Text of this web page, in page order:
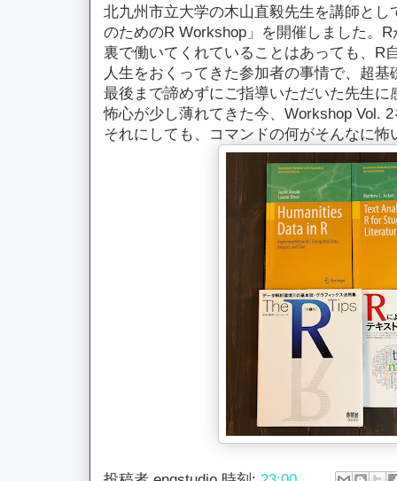
北九州市立大学の木山直毅先生を講師と
のためのR Workshop」を開催しました。
裏で働いてくれていることはあっても、R
人生をおくってきた参加者の事情で、超基
最後まで諦めずにご指導いただいた先生
怖心が少し薄れてきた今、Workshop Vol.
それにしても、コマンドの何がそんなに